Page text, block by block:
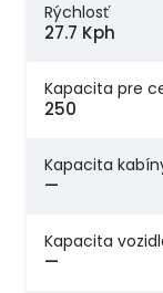
Rýchlosť
27.7 Kph
Kapacita pre
250
Kapacita
—
Kapacita
—